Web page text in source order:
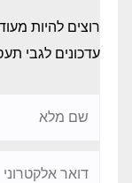
רוצים להיות
עדכונים לגבי